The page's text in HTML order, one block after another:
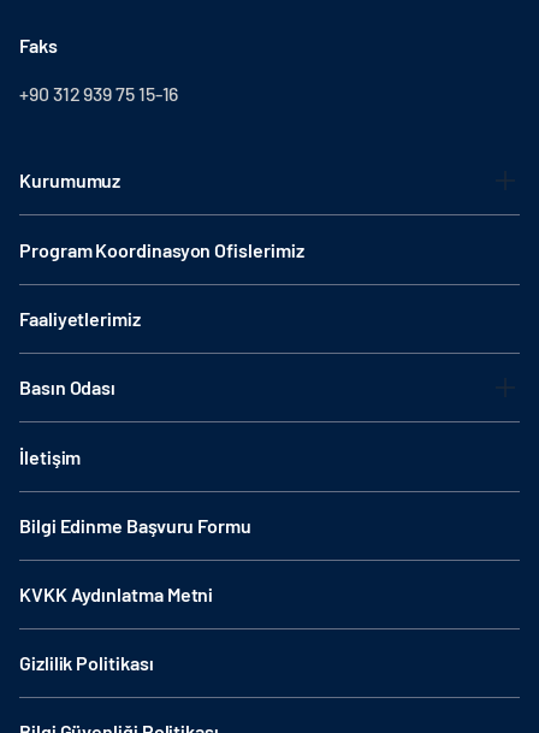
Faks
+90 312 939 75 15-16
Kurumumuz
Program Koordinasyon Ofislerimiz
Faaliyetlerimiz
Basın Odası
İletişim
Bilgi Edinme Başvuru Formu
KVKK Aydınlatma Metni
Gizlilik Politikası